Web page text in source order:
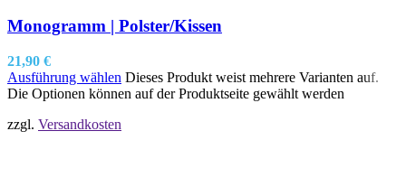
Monogramm | Polster/Kissen
21,90 €
Ausführung wählen Dieses Produkt weist mehrere Varianten auf.
Die Optionen können auf der Produktseite gewählt werden
zzgl. Versandkosten